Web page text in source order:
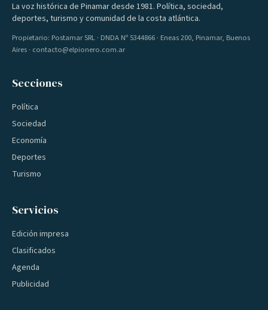
La voz histórica de Pinamar desde 1981. Política, sociedad,
deportes, turismo y comunidad de la costa atlántica.
Propietario: Postamar SRL · DNDA Nº 5344866 · Eneas 200, Pinamar, Buenos
Aires · contacto@elpionero.com.ar
Secciones
Política
Sociedad
Economía
Deportes
Turismo
Servicios
Edición impresa
Clasificados
Agenda
Publicidad